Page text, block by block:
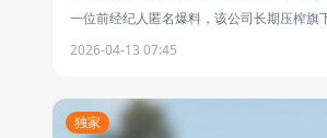
一位前经纪人匿名爆料，该公司长期压榨
2026-04-13 07:45
独家